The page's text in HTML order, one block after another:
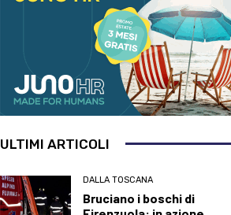
ULTIMI ARTICOLI
DALLA TOSCANA
Bruciano i boschi di